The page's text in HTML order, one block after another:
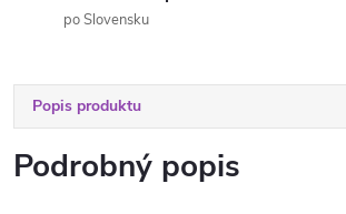
po Slovensku
Popis produktu
Podrobný popis